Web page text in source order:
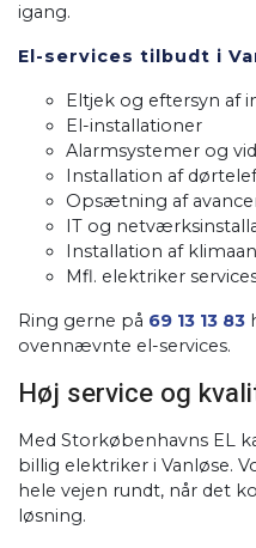
igang.
El-services tilbudt i
Eltjek og eftersyn af
El-installationer
Alarmsystemer og
Installation af
Opsætning af
IT og
Installation af
Mfl. elektriker
Ring gerne på 69 13 13 83
ovennævnte el-services.
Høj service og
​Med Storkøbenhavns EL
billig elektriker i Vanløse.
hele vejen rundt, når det
løsning.